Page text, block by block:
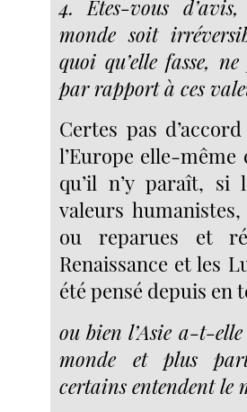
4. Etes-vous
monde soit
quoi qu’elle fasse,
par rapport à ces
Certes pas
l’Europe elle-même
qu’il n’y paraît, si
valeurs
ou reparues et
Renaissance et les
été pensé depuis en
ou bien l’Asie a-t-
monde et plus
certains entendent le